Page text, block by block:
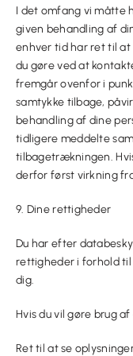
I det omfang vi måtte
given behandling af
enhver tid har ret til
du gøre ved at
fremgår ovenfor i
samtykke tilbage,
behandling af dine
tidligere meddelte
tilbagetrækningen.
derfor først virkning
9. Dine rettigheder
Du har efter
rettigheder i forhold
dig.
Hvis du vil gøre brug
Ret til at se